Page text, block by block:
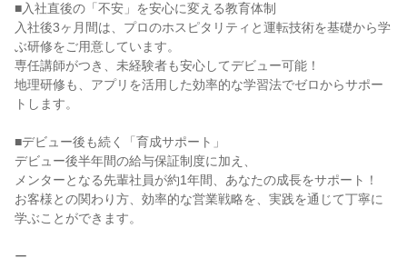
■入社直後の「不安」を安心に変える教育体制
入社後3ヶ月間は、プロのホスピタリティと運転技術を基礎から学
ぶ研修をご用意しています。
専任講師がつき、未経験者も安心してデビュー可能！
地理研修も、アプリを活用した効率的な学習法でゼロからサポー
トします。
■デビュー後も続く「育成サポート」
デビュー後半年間の給与保証制度に加え、
メンターとなる先輩社員が約1年間、あなたの成長をサポート！
お客様との関わり方、効率的な営業戦略を、実践を通じて丁寧に
学ぶことができます。
ー